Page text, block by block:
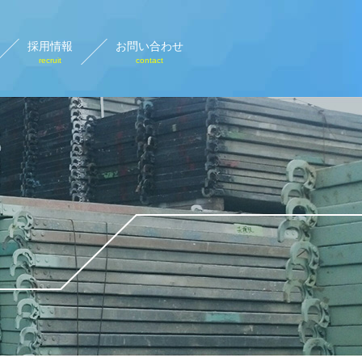
計画図
plan view
採用情報
recruit
お問い合わせ
contact